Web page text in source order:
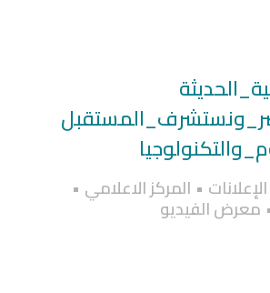
الإعلانات • المركز الاعلامي •
معرض الفيديو